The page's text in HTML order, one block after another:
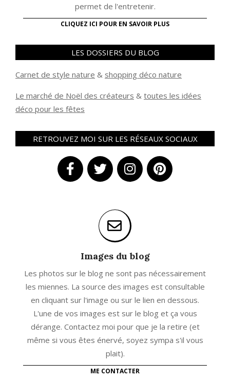
permet de l'entretenir.
CLIQUEZ ICI POUR EN SAVOIR PLUS
LES DOSSIERS DU BLOG
Carnet de style nature & shopping déco nature
Le marché de Noël des créateurs & toutes les idées
déco pour les fêtes
RETROUVEZ MOI SUR LES RÉSEAUX SOCIAUX
Images du blog
Les photos sur le blog ne sont pas nécessairement
les miennes. La source des images est consultable
en cliquant sur l'image ou sur le lien en dessous.
L'une de vos images est sur le blog et ça vous
dérange. Contactez moi pour que je la retire (et
même si vous êtes énervé, soyez sympa s'il vous
plait).
ME CONTACTER